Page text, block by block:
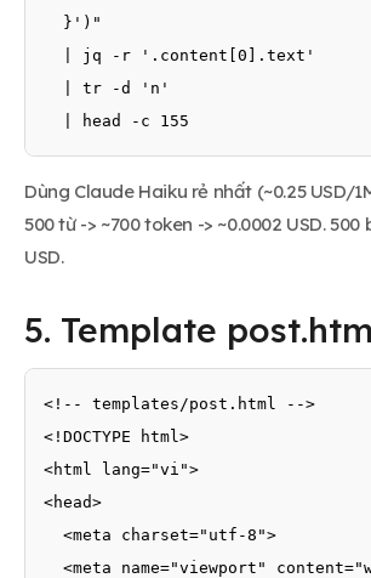
  }')"
  | jq -r '.content[0].text'
  | tr -d 'n'
  | head -c 155
Dùng Claude Haiku rẻ nhất (~0.25 USD/
500 từ -> ~700 token -> ~0.0002 USD. 500
USD.
5. Template
<!-- templates/post.html -->
<!DOCTYPE html>
<html lang="vi">
<head>
  <meta charset="utf-8">
<meta name="viewport"